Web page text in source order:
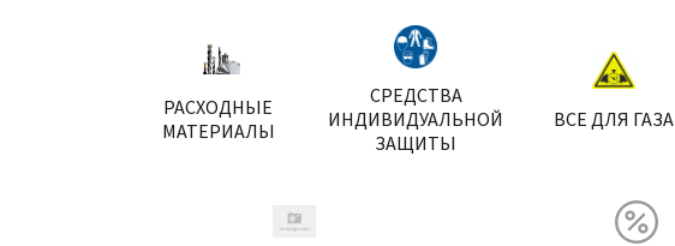
РАСХОДНЫЕ
МАТЕРИАЛЫ
СРЕДСТВА
ИНДИВИДУАЛЬНОЙ
ЗАЩИТЫ
ВСЕ ДЛЯ ГАЗА